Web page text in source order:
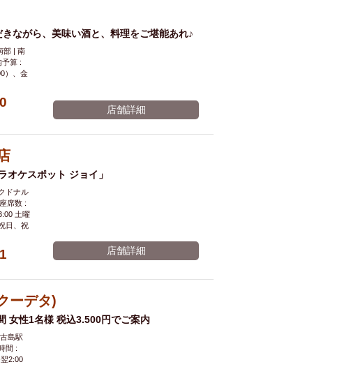
ながら、美味い酒と、料理をご堪能あれ♪
部 | 南
算 :
）、金
店舗詳細
オケスポット ジョイ」
ドナル
席数 :
土曜
日、祝
店舗詳細
ーデタ)
女性1名様 税込3.500円でご案内
島駅
間 :
2:00